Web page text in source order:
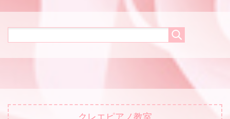
クレエピアノ教室